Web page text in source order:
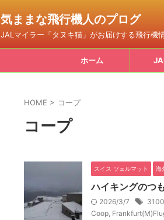
気ままな飛行機人のプログ
JALマイラー「タヌキ猫」がお届けする飛行機
ホーム
HOME > コープ
コープ
スイス ツェルマット 海
ハイキングのつ
2026/3/7
Coop,